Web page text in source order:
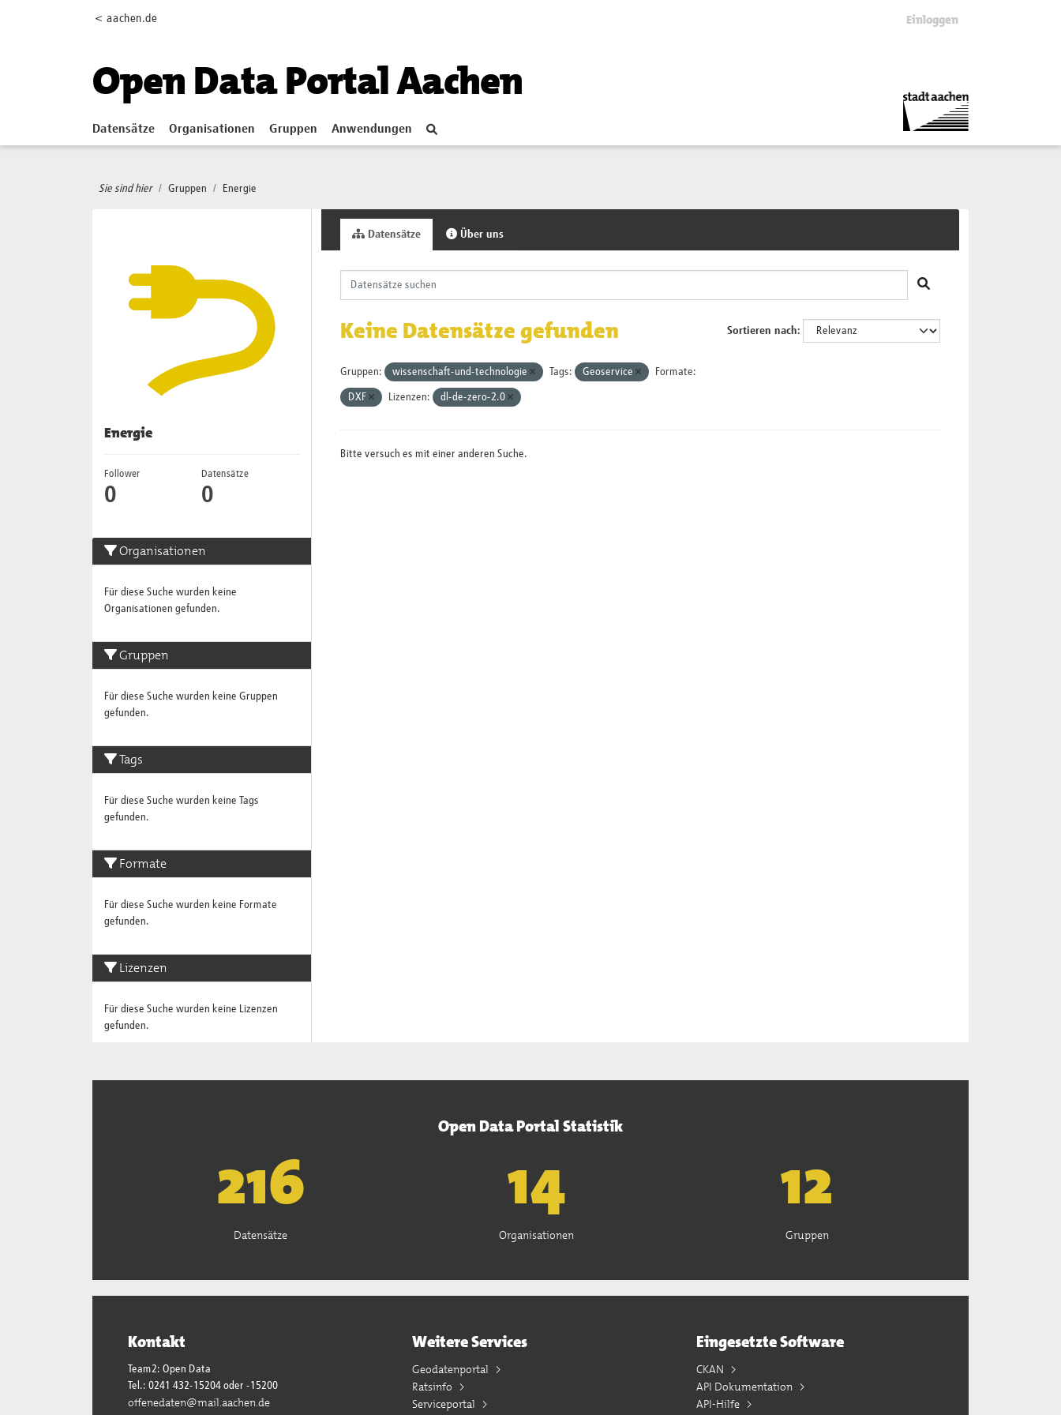
< aachen.de Einloggen
Open Data Portal Aachen
Datensätze Organisationen Gruppen Anwendungen
Sie sind hier Gruppen Energie
Energie
Follower
0
Datensätze
0
Organisationen
Für diese Suche wurden keine
Organisationen gefunden.
Gruppen
Für diese Suche wurden keine Gruppen
gefunden.
Tags
Für diese Suche wurden keine Tags
gefunden.
Formate
Für diese Suche wurden keine Formate
gefunden.
Lizenzen
Für diese Suche wurden keine Lizenzen
gefunden.
Datensätze Über uns
Sortieren nach
Keine Datensätze gefunden
Gruppen: wissenschaft-und-technologie Tags: Geoservice Formate:
DXF Lizenzen: dl-de-zero-2.0
Bitte versuch es mit einer anderen Suche.
Open Data Portal Statistik
221
Datensätze
15
Organisationen
13
Gruppen
Kontakt
Team2: Open Data
Tel.: 0241 432-15204 oder -15200
offenedaten@mail.aachen.de
Weitere Services
Geodatenportal
Ratsinfo
Serviceportal
Eingesetzte Software
CKAN
API Dokumentation
API-Hilfe